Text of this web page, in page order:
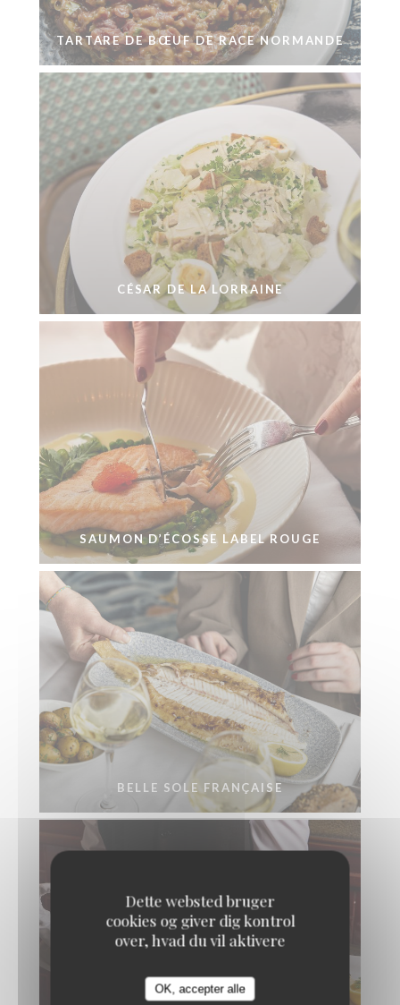
Dette websted bruger
cookies og giver dig kontrol
over, hvad du vil aktivere
OK, accepter alle
TARTARE DE BŒUF DE RACE NORMANDE
CÉSAR DE LA LORRAINE
SAUMON D’ÉCOSSE LABEL ROUGE
BELLE SOLE FRANÇAISE